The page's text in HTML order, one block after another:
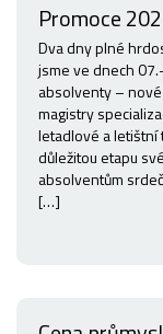
Promoce
Dva dny plné
jsme ve dnech
absolventy –
magistry
letadlové a letištní
důležitou etapu
absolventům
[…]